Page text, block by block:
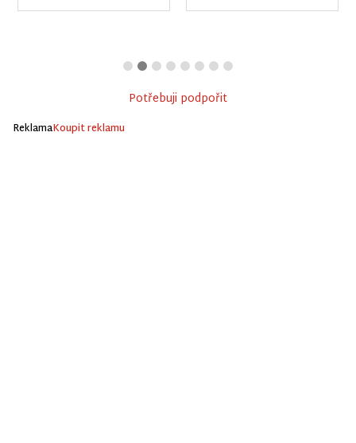
Potřebuji podpořit
ReklamaKoupit reklamu